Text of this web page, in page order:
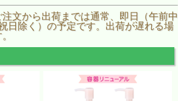
文から出荷までは通常、即日（午前中
日除く）の予定です。出荷が遅れる場